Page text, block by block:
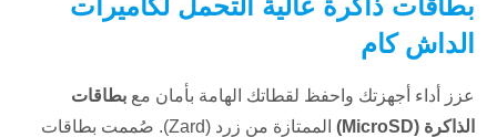
بطاقات ذاكرة عالية التحمل لكاميرات
الداش كام
عزز أداء أجهزتك واحفظ لقطاتك الهامة بأمان مع بطاقات
الذاكرة (MicroSD)
الممتازة من زرد (Zard). صُممت بطاقات